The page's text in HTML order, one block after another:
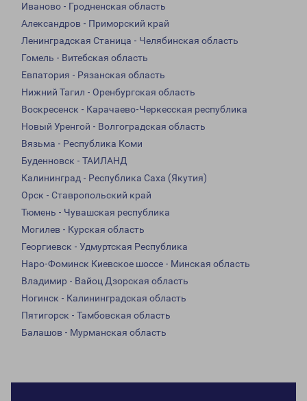
Иваново - Гродненская область
Александров - Приморский край
Ленинградская Станица - Челябинская область
Гомель - Витебская область
Евпатория - Рязанская область
Нижний Тагил - Оренбургская область
Воскресенск - Карачаево-Черкесская республика
Новый Уренгой - Волгоградская область
Вязьма - Республика Коми
Буденновск - ТАИЛАНД
Калининград - Республика Саха (Якутия)
Орск - Ставропольский край
Тюмень - Чувашская республика
Могилев - Курская область
Георгиевск - Удмуртская Республика
Наро-Фоминск Киевское шоссе - Минская область
Владимир - Вайоц Дзорская область
Ногинск - Калининградская область
Пятигорск - Тамбовская область
Балашов - Мурманская область